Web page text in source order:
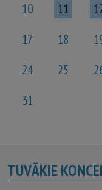
10
11
17
18
24
25
31
TUVĀKIE